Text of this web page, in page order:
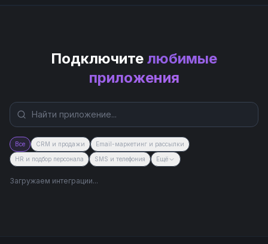
Подключите любимые
приложения
Все CRM и продажи Email-маркетинг и рассылки
HR и подбор персонала SMS и телефония Ещё
Загружаем интеграции...